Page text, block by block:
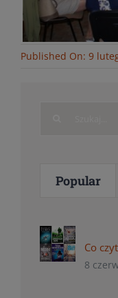
Published On: 9
Popular
Co
8